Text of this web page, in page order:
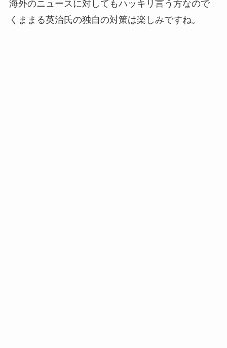
海外のニュースに対してもハッキリ言う方なので
くままる英治氏の独自の対策は楽しみですね。